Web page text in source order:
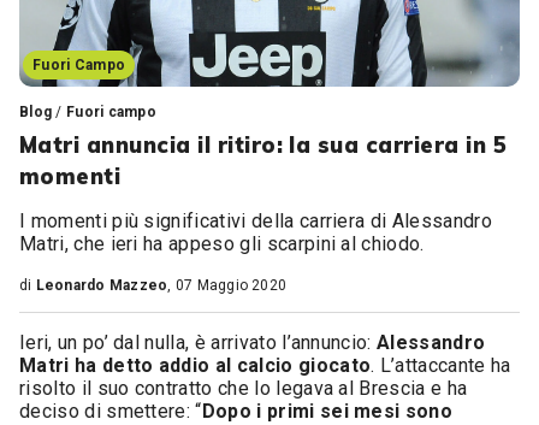
Fuori Campo
Blog / Fuori campo
Matri annuncia il ritiro: la sua carriera in 5
momenti
I momenti più significativi della carriera di Alessandro
Matri, che ieri ha appeso gli scarpini al chiodo.
di Leonardo Mazzeo, 07 Maggio 2020
Ieri, un po’ dal nulla, è arrivato l’annuncio:Alessandro
Matri ha detto addio al calcio giocato. L’attaccante ha
risolto il suo contratto che lo legava al Brescia e ha
deciso di smettere: “Dopo i primi sei mesi sono